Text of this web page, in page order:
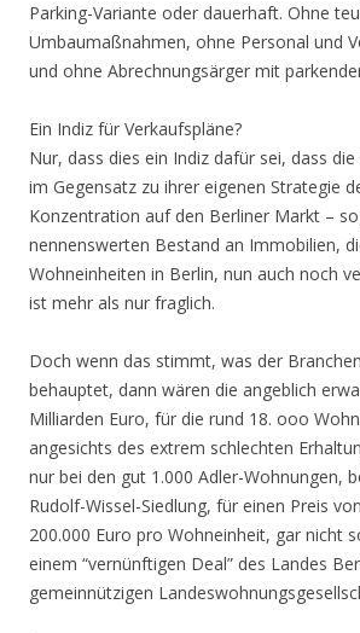
Parking-Variante oder dauerhaft. Ohne
Umbaumaßnahmen, ohne Personal und
und ohne Abrechnungsärger mit
Ein Indiz für Verkaufspläne?
Nur, dass dies ein Indiz dafür sei, dass
im Gegensatz zu ihrer eigenen Strategie
Konzentration auf den Berliner Markt –
nennenswerten Bestand an Immobilien,
Wohneinheiten in Berlin, nun auch noch
ist mehr als nur fraglich.
Doch wenn das stimmt, was der
behauptet, dann wären die angeblich
Milliarden Euro, für die rund 18. ooo
angesichts des extrem schlechten
nur bei den gut 1.000 Adler-Wohnungen,
Rudolf-Wissel-Siedlung, für einen Preis
200.000 Euro pro Wohneinheit, gar nicht
einem “vernünftigen Deal” des Landes
gemeinnützigen